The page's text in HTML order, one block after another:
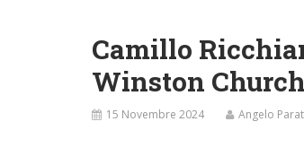
Camillo
Winston
15 Novembre 2024 Angelo